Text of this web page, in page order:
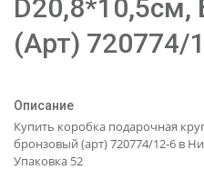
D20,8*10,5см,
(Арт) 720774/
Описание
Купить коробка подарочная
бронзовый (арт) 720774/12-6 в
Упаковка 52